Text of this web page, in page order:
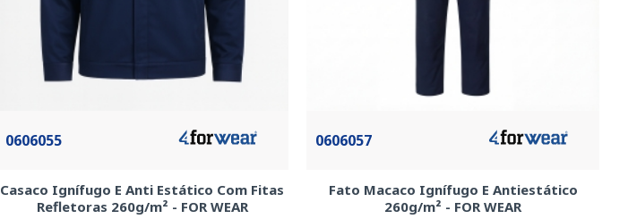
0606055
Casaco Ignífugo E Anti Estático Com Fitas
Refletoras 260g/m² - FOR WEAR
0606057
Fato Macaco Ignífugo E Antiestático
260g/m² - FOR WEAR